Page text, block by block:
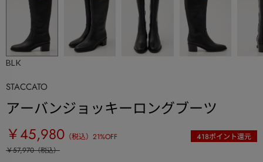
BLK
STACCATO
アーバンジョッキーロングブーツ
￥45,980 （税込） 21%OFF 418ポイント還元
￥57,970（税込）